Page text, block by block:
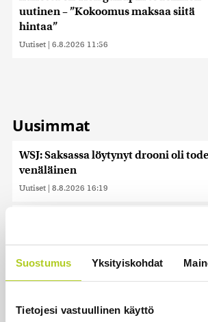
Suostumus Yksityiskohdat
Tietojesi vastuullinen käyttö
uutinen – ”Kokoomus maksaa siitä
hintaa”
Uutiset | 6.8.2026 11:56
Uusimmat
WSJ: Saksassa löytynyt drooni oli
venäläinen
Uutiset | 8.8.2026 16:19
Sikarutto tuo metsästysrajoituksia –
Bulgariassa on räjähtänyt drooni
Uutiset | 8.8.2026 14:40